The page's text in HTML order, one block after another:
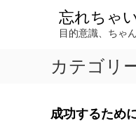
忘れちゃ
目的意識、ちゃ
カテゴリ
成功するため